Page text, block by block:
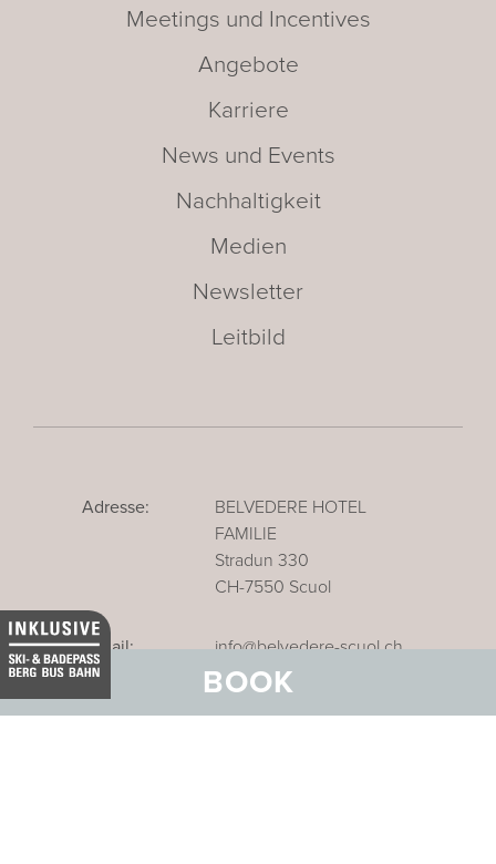
BOOK
Meetings und Incentives
Angebote
Karriere
News und Events
Nachhaltigkeit
Medien
Newsletter
Leitbild
Adresse:
BELVEDERE HOTEL
FAMILIE
Stradun 330
CH-7550 Scuol
E-Mail: info@belvedere-scuol.ch
Telefon: